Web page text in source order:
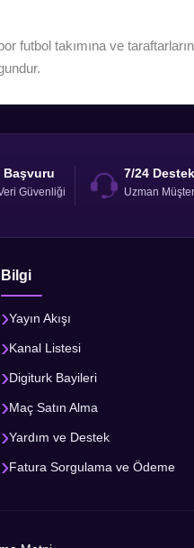
futbol takımına ve
Güvenliği
7/24 Destek
Uzman
Bilgi
Yayın Akışı
Kanal Listesi
Digiturk Bayileri
Maç Satın Alma
Yardım ve Destek
Fatura Sorgulama ve Ödeme